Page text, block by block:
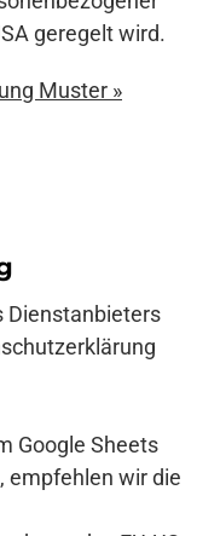
geregelt wird.
Muster »
Dienstanbieters
Google Sheets
empfehlen wir die